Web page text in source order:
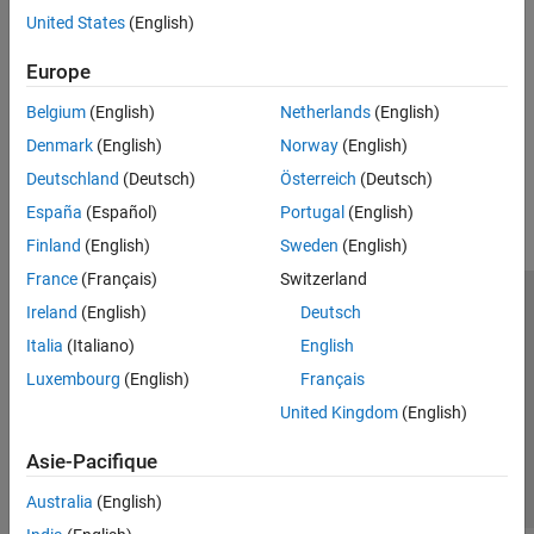
Fonctions supportées pour l’accélération de
Création d’un code compilé et fonctionnalités
Vérification des algorithmes en virgule fixe pour l’accélération de
How useful was this information?
United States (English)
Europe
Belgium (English)
Denmark (English)
Deutschland (Deutsch)
España (Español)
Finland (English)
France (Français)
Ireland (English)
Italia (Italiano)
Luxembourg (English)
Netherlands(English)
Norway(English)
Österreich (Deutsch)
Portugal (English)
Sweden (English)
Switzerland
Deutsch
English
Français
United Kingdom(English)
Asie-Pacifique
Australia (English)
Trust Center
Politique de confidentialité
Lutte anti-piratage
Statut des applications
© 1994-2026 The MathWorks, Inc.